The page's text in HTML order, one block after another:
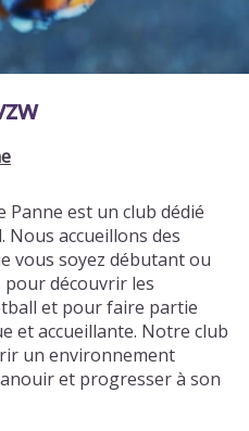
Panne est un club dédié
Nous accueillons des
vous soyez débutant ou
découvrir les
et pour faire partie
et accueillante. Notre club
un environnement
et progresser à son